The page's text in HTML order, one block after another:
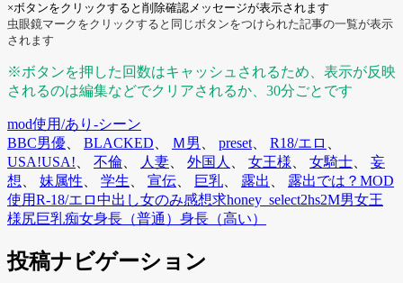
×ボタンをクリックすると削除確認メッセージが表示されます
虫眼鏡マークをクリックすると同じボタンをつけられた記事の一覧が表示
されます
※ボタンを押した回数はキャッシュされるため、表示が反映
されるのは編集などでクリアされるか、30分ごとです
mod使用/あり-シーン
BBC男優
BLACKED Ｍ男 preset R18/エロ
USA!USA!
不倫 人妻 外国人 女王様 女騎士
妄
想
妹属性 学生 宣伝 巨乳 露出 露出では？ MOD
使用R-18/エロ中出し女のみ感想求honey_select2hs2M男女王
様尻巨乳痴女身長（普通） 身長（高い）
投稿ナビゲーション